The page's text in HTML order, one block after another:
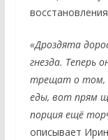
«Дроздята
гнезда. Теперь
трещат о том,
еды, вот прям
порция ещё
описывает